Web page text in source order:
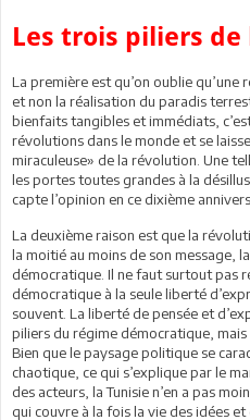
Les trois piliers
La première est qu’on oublie
et non la réalisation du paradis
bienfaits tangibles et immédiats,
révolutions dans le monde et se
miraculeuse» de la révolution. Une
les portes toutes grandes à la
capte l’opinion en ce dixième
La deuxième raison est que la
la moitié au moins de son message,
démocratique. Il ne faut surtout pas
démocratique à la seule liberté
souvent. La liberté de pensée et
piliers du régime démocratique, mais
Bien que le paysage politique se
chaotique, ce qui s’explique par le
des acteurs, la Tunisie n’en a pas
qui couvre à la fois la vie des idées